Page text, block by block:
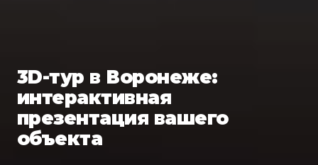
3D-тур в Воронеже:
интерактивная
презентация вашего
объекта